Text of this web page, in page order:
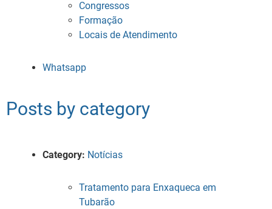
Congressos
Formação
Locais de Atendimento
Whatsapp
Posts by category
Category: Notícias
Tratamento para Enxaqueca em
Tubarão